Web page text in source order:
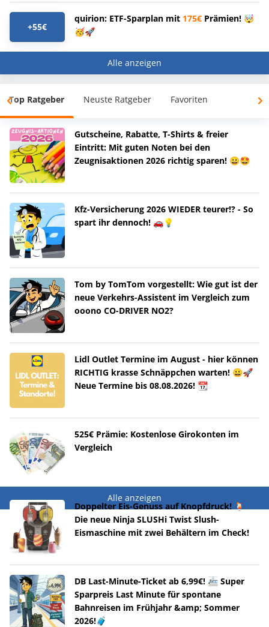
+55€
quirion: ETF-Sparplan mit 175€ Prämien! 🤯
🥳🚀
Alle anzeigen
Top Ratgeber Neuste Ratgeber Favoriten
Gutscheine, Rabatte, T-Shirts & freier
Eintritt: Mit guten Noten bei den
Zeugnisaktionen 2026 richtig sparen! 😀🤩
Kfz-Versicherung 2026 WIEDER teurer!? - So
spart ihr dennoch! 🚗💡
Tom by TomTom vorgestellt: Wie gut ist der
neue Verkehrs-Assistent im Vergleich zum
ooono CO-DRIVER NO2?
Lidl Outlet Termine im August - hier können
RICHTIG krasse Schnäppchen warten! 😀🚀
Neue Termine bis 08.08.2026! 📆
525€ Prämie: Kostenlose Girokonten im
Vergleich
Alle anzeigen
Doppelter Eis-Genuss auf Knopfdruck! 🍹
Die neue Ninja SLUSHi Twist Slush-
Eismaschine mit zwei Behältern im Check!
DB Last-Minute-Ticket ab 6,99€! 🚈 Super
Sparpreis Last Minute für spontane
Bahnreisen im Frühjahr &amp; Sommer
2026!🧳